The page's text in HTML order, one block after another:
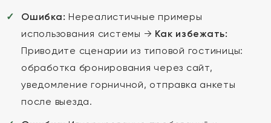
Ошибка: Нереалистичные примеры
использования системы → Как избежать:
Приводите сценарии из типовой гостиницы:
обработка бронирования через сайт,
уведомление горничной, отправка анкеты
после выезда.